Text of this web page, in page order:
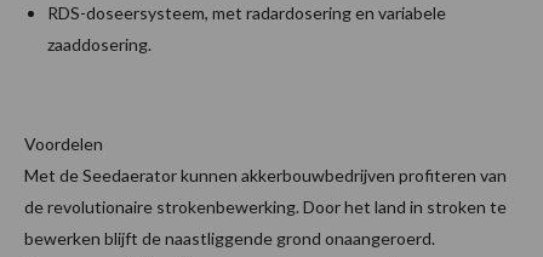
RDS-doseersysteem, met radardosering en variabele
zaaddosering.
Voordelen
Met de Seedaerator kunnen akkerbouwbedrijven profiteren van
de revolutionaire strokenbewerking. Door het land in stroken te
bewerken blijft de naastliggende grond onaangeroerd.